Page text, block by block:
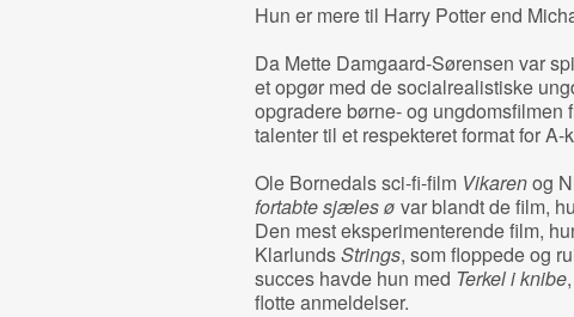
Hun er mere til Harry Potter end
Da Mette Damgaard-Sørensen var
et opgør med de socialrealistiske
opgradere børne- og
talenter til et respekteret format for A-
Ole Bornedals sci-fi-film Vikarenog
fortabte sjæles ø var blandt de film,
Den mest eksperimenterende film,
KlarlundsStrings, som floppede og
succes havde hun med Terkel i knibe
flotte anmeldelser.